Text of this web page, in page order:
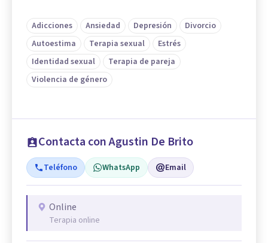
Adicciones Ansiedad Depresión
Divorcio
Autoestima
Terapia sexual
Estrés
Identidad sexual
Terapia de pareja
Violencia de género
Contacta con Agustin De Brito
Teléfono WhatsApp Email
Online
Terapia online